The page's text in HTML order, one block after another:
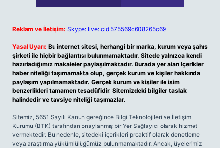
Reklam ve İletişim: Skype: live:.cid.575569c608265c69
Yasal Uyarı: Bu internet sitesi, herhangi bir marka, kurum veya şahıs
şirketi ile hiçbir bağlantısı bulunmamaktadır. Sitede yalnızca kendi
hazırladığımız makaleler paylaşılmaktadır. Burada yer alan içerikler
haber niteliği taşımamakta olup, gerçek kurum ve kişiler hakkında
paylaşım yapılmamaktadır. Gerçek kurum ve kişiler ile isim
benzerlikleri tamamen tesadüfidir. Sitemizdeki bilgiler taslak
halindedir ve tavsiye niteliği taşımazlar.
Sitemiz, 5651 Sayılı Kanun gereğince Bilgi Teknolojileri ve İletişim
Kurumu (BTK) tarafından onaylanmış bir Yer Sağlayıcı olarak hizmet
vermektedir. Bu nedenle, sitedeki içerikleri proaktif olarak denetleme
veya araştırma yükümlülüğümüz bulunmamaktadır. Ancak, üyelerimiz